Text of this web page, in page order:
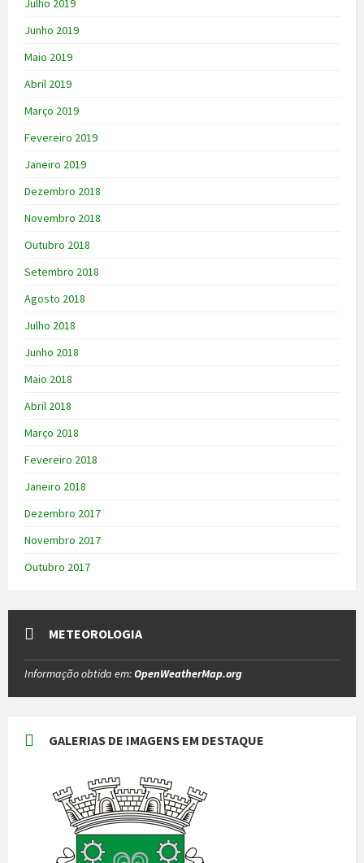
Julho 2019
Junho 2019
Maio 2019
Abril 2019
Março 2019
Fevereiro 2019
Janeiro 2019
Dezembro 2018
Novembro 2018
Outubro 2018
Setembro 2018
Agosto 2018
Julho 2018
Junho 2018
Maio 2018
Abril 2018
Março 2018
Fevereiro 2018
Janeiro 2018
Dezembro 2017
Novembro 2017
Outubro 2017
METEOROLOGIA
Informação obtida em:OpenWeatherMap.org
GALERIAS DE IMAGENS EM DESTAQUE